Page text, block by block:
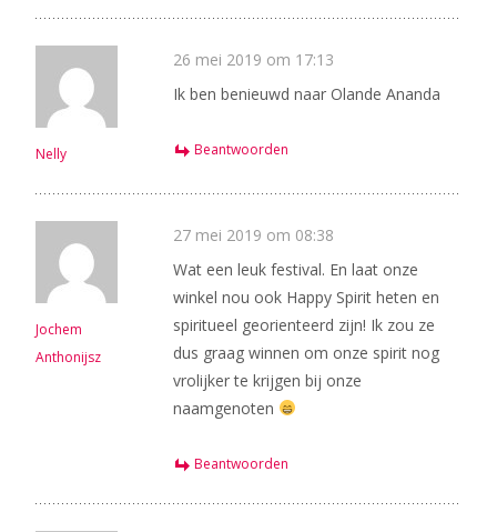
Nelly
26 mei 2019 om 17:13
Ik ben benieuwd naar Olande Ananda
Beantwoorden
Jochem
Anthonijsz
27 mei 2019 om 08:38
Wat een leuk festival. En laat onze
winkel nou ook Happy Spirit heten en
spiritueel georienteerd zijn! Ik zou ze
dus graag winnen om onze spirit nog
vrolijker te krijgen bij onze
naamgenoten
Beantwoorden